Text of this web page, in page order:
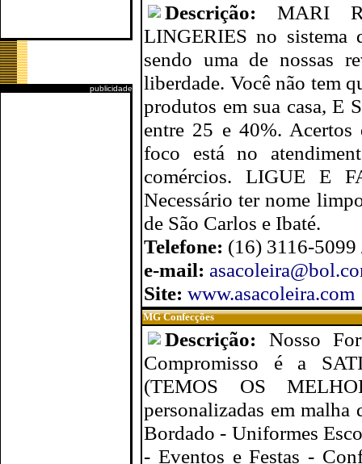
publicidade
Descrição: MARI
LINGERIES no sistema
sendo uma de nossas
liberdade. Você não tem
produtos em sua casa, E
entre 25 e 40%.
foco está no
comércios. LIGUE E
Necessário ter nome
de São Carlos e Ibaté.
Telefone: (16) 3116-
e-mail:
Site: www.asacoleira.com
MG Confecções
Descrição: Nosso
Compromisso é a
(TEMOS OS
personalizadas em
Bordado - Uniformes
- Eventos e Festas -